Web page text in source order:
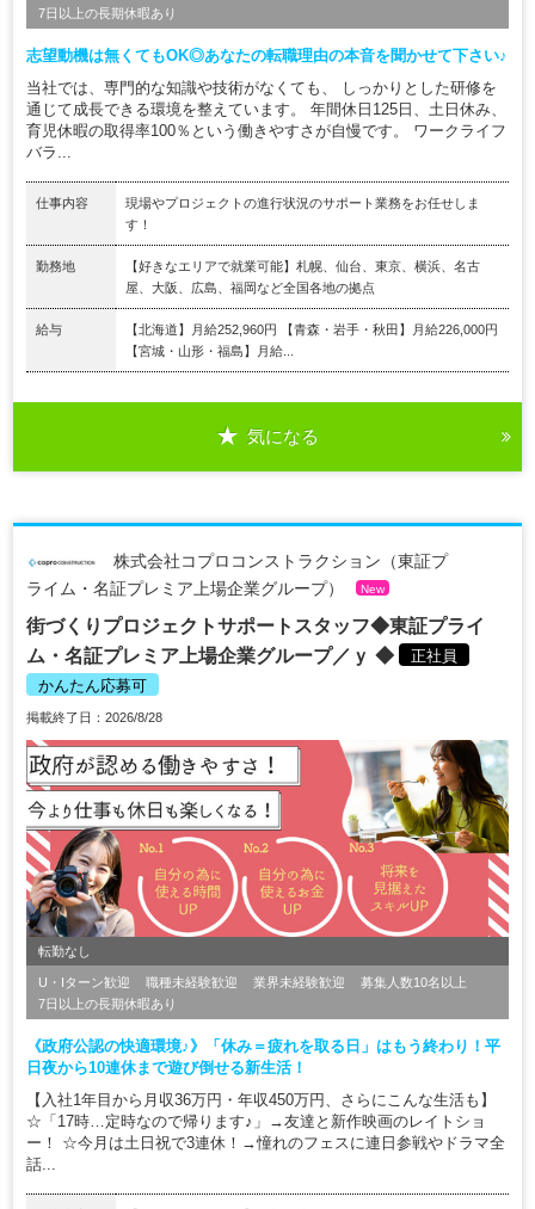
7日以上の長期休暇あり
志望動機は無くてもOK◎あなたの転職理由の本音を聞かせて下さい♪
当社では、専門的な知識や技術がなくても、 しっかりとした研修を
通じて成長できる環境を整えています。 年間休日125日、土日休み、
育児休暇の取得率100％という働きやすさが自慢です。 ワークライフ
バラ...
仕事内容
現場やプロジェクトの進行状況のサポート業務をお任せしま
す！
勤務地
【好きなエリアで就業可能】札幌、仙台、東京、横浜、名古
屋、大阪、広島、福岡など全国各地の拠点
給与
【北海道】月給252,960円 【青森・岩手・秋田】月給226,000円
【宮城・山形・福島】月給...
気になる
株式会社コプロコンストラクション（東証プ
ライム・名証プレミア上場企業グループ）
New
街づくりプロジェクトサポートスタッフ◆東証プライ
ム・名証プレミア上場企業グループ／ｙ ◆
正社員
かんたん応募可
掲載終了日：2026/8/28
転勤なし
U・Iターン歓迎 職種未経験歓迎 業界未経験歓迎
募集人数10名以上
7日以上の長期休暇あり
《政府公認の快適環境♪》「休み＝疲れを取る日」はもう終わり！平
日夜から10連休まで遊び倒せる新生活！
【入社1年目から月収36万円・年収450万円、さらにこんな生活も】
☆「17時…定時なので帰ります♪」→友達と新作映画のレイトショ
ー！ ☆今月は土日祝で3連休！→憧れのフェスに連日参戦やドラマ全
話...